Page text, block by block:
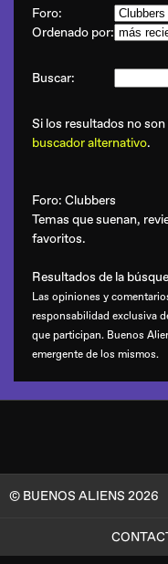
Foro:
Ordenado por:
Buscar:
Si los resultados no
buscador alternativo.
Foro: Clubbers
Temas que suenan,
favoritos.
Resultados de la
Las opiniones y
responsabilidad exclusiva
que participan. Buenos
emergente de los mismos.
© BUENOS ALIENS 2026